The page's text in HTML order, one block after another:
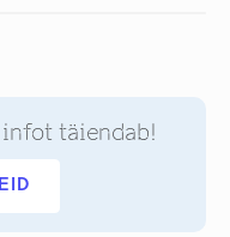
infot täiendab!